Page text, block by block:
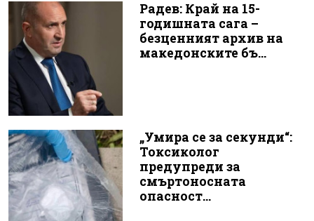
Радев: Край на 15-
годишната сага –
безценният архив на
македонските бъ...
„Умира се за секунди“:
Токсиколог
предупреди за
смъртоносната
опасност...